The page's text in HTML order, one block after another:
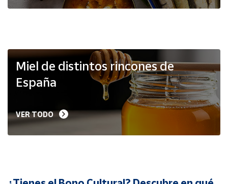
Vendedores
Mapa de
Hazte
vendedor
Cuenta
Miel de distintos rincones de
España
VER TODO